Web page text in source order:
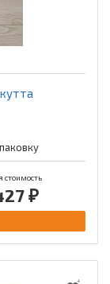
Sensa
(by Balterio)
₽